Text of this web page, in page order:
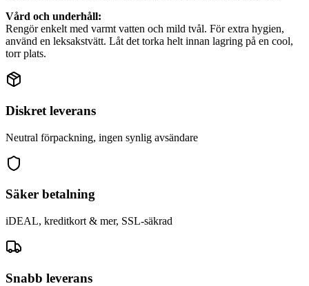
Vård och underhåll:
Rengör enkelt med varmt vatten och mild tvål. För extra hygien,
använd en leksakstvätt. Låt det torka helt innan lagring på en cool,
torr plats.
Diskret leverans
Neutral förpackning, ingen synlig avsändare
Säker betalning
iDEAL, kreditkort & mer, SSL-säkrad
Snabb leverans